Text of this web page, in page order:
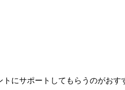
にサポートしてもらうのがおす